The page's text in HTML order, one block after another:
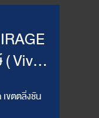
ขตตลิ่งชัน